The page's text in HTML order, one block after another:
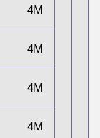
4M
4M
4M
4M